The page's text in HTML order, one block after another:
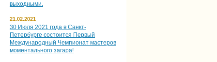
выходными.
21.02.2021
30 Июля 2021 года в Санкт-
Петербурге состоится Первый
Международный Чемпионат мастеров
моментального загара!